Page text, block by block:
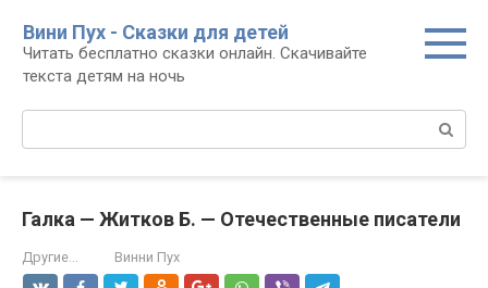
контенту
Вини Пух - Сказки для детей
Читать бесплатно сказки онлайн. Скачивайте
текста детям на ночь
Галка — Житков Б. — Отечественные писатели
Другие... Винни Пух